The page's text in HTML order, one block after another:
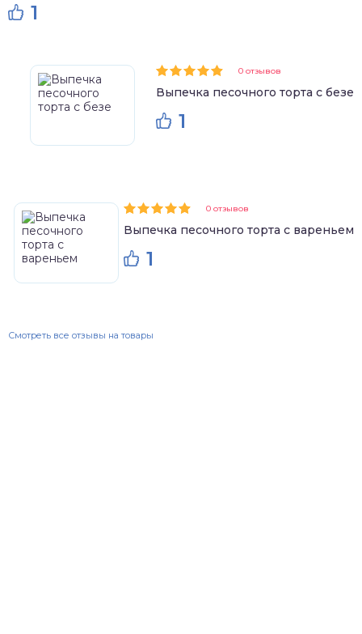
1
0 отзывов
Выпечка песочного торта с безе
1
0 отзывов
Выпечка песочного торта с вареньем
1
Смотреть все отзывы на товары